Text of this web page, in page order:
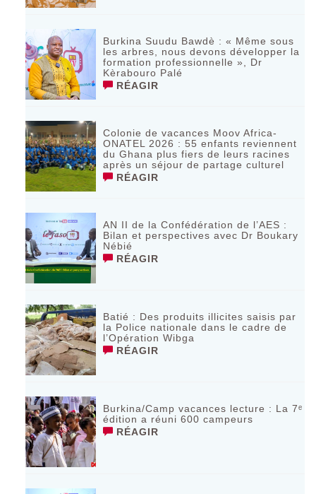
Burkina Suudu Bawdè : « Même sous
les arbres, nous devons développer la
formation professionnelle », Dr
Kèrabouro Palé
RÉAGIR
Colonie de vacances Moov Africa-
ONATEL 2026 : 55 enfants reviennent
du Ghana plus fiers de leurs racines
après un séjour de partage culturel
RÉAGIR
AN II de la Confédération de l’AES :
Bilan et perspectives avec Dr Boukary
Nébié
RÉAGIR
Batié : Des produits illicites saisis par
la Police nationale dans le cadre de
l’Opération Wibga
RÉAGIR
Burkina/Camp vacances lecture : La 7ᵉ
édition a réuni 600 campeurs
RÉAGIR